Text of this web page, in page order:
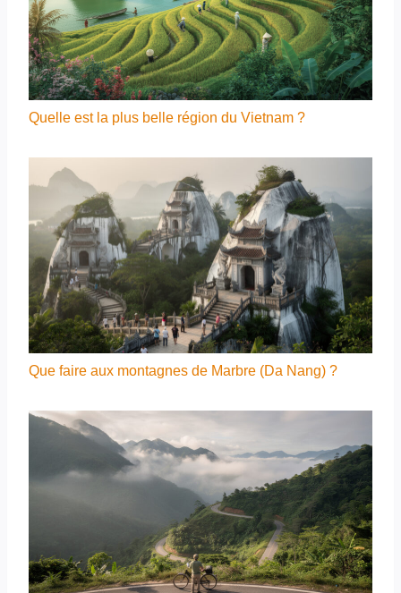
Quelle est la plus belle région du Vietnam ?
Que faire aux montagnes de Marbre (Da Nang) ?